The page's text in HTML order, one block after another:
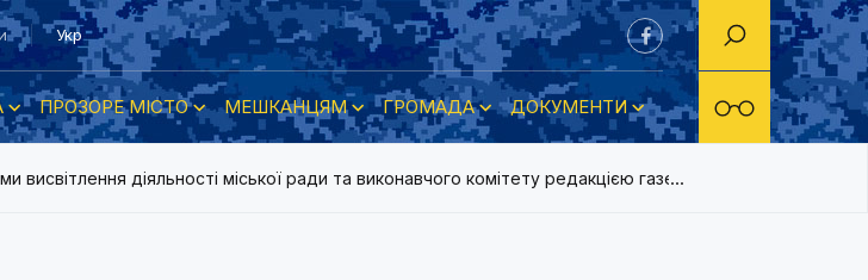
Укр
ПРОЗОРЕ МІСТО МЕШКАНЦЯМ ГРОМАДА ДОКУМЕНТИ
висвітлення діяльності міської ради та виконавчого комітету редакцією газети «Нова Каховка» на